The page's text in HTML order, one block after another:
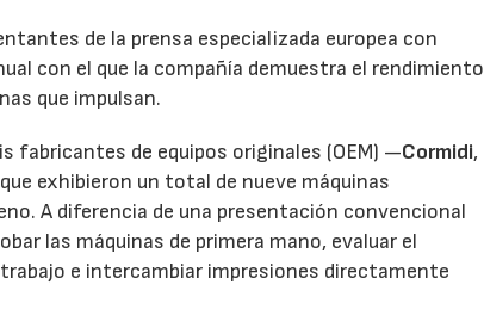
de la prensa especializada europea con
con el que la compañía demuestra el rendimiento
que impulsan.
fabricantes de equipos originales (OEM) —Cormidi,
exhibieron un total de nueve máquinas
A diferencia de una presentación convencional
las máquinas de primera mano, evaluar el
e intercambiar impresiones directamente